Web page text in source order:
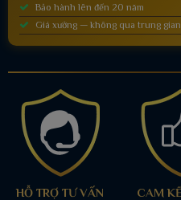
Bảo hành lên đến 20 năm
Giá xưởng — không qua trung gian
HỖ TRỢ TƯ VẤN
CAM